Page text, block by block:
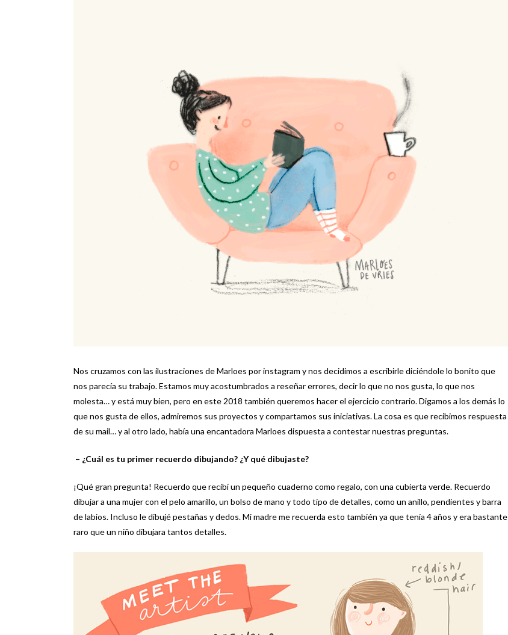
Nos cruzamos con las ilustraciones de Marloes por instagram y nos decidimos a escribirle diciéndole lo bonito que
nos parecía su trabajo. Estamos muy acostumbrados a reseñar errores, decir lo que no nos gusta, lo que nos
molesta… y está muy bien, pero en este 2018 también queremos hacer el ejercicio contrario. Digamos a los demás lo
que nos gusta de ellos, admiremos sus proyectos y compartamos sus iniciativas. La cosa es que recibimos respuesta
de su mail… y al otro lado, había una encantadora Marloes dispuesta a contestar nuestras preguntas.
– ¿Cuál es tu primer recuerdo dibujando? ¿Y qué dibujaste?
¡Qué gran pregunta! Recuerdo que recibí un pequeño cuaderno como regalo, con una cubierta verde. Recuerdo
dibujar a una mujer con el pelo amarillo, un bolso de mano y todo tipo de detalles, como un anillo, pendientes y barra
de labios. Incluso le dibujé pestañas y dedos. Mi madre me recuerda esto también ya que tenía 4 años y era bastante
raro que un niño dibujara tantos detalles.